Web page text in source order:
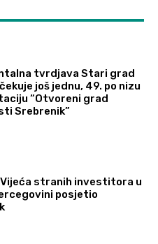
tvrdjava Stari grad
još jednu, 49. po nizu
“Otvoreni grad
Srebrenik”
stranih investitora u
posjetio